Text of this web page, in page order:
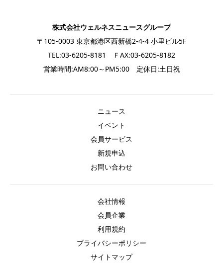
株式会社ウェルネスニュースグループ
〒105-0003 東京都港区西新橋2-4-4 小里ビル5F
TEL:03-6205-8181 ＦAX:03-6205-8182
営業時間:AM8:00～PM5:00 定休日:土日祝
ニュース
イベント
会員サービス
新規申込
お問い合わせ
会社情報
会員企業
利用規約
プライバシーポリシー
サイトマップ